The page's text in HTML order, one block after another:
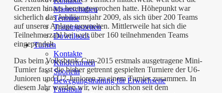
Mannschaften
Termine
Trainingszeiten
Downloads
Turnen
Kontakte
Kinderturnen
Sporteln
Bewegungstraining für Erwachsene
Faustball
Grenzen hinaus herumgesprochen hatte. Höhepunkt war
sicherlich das Jubiläumsjahr 2009, als sich über 200 Teams
auf unserer Anlage tummelten. Mittlerweile hat sich die
Teilnehmerzahl bei weit über 160 teilnehmenden Teams
eingependelt.
Das beim Volksbank-Cup-2015 erstmals ausgetragene Mini-
Turnier fasst die bisher getrennt gespielten Turniere der U6-
Junioren und U7-Junioren zu einem Turnier zusammen. In
diesem Jahr werden wir, wie auch schon seit dem